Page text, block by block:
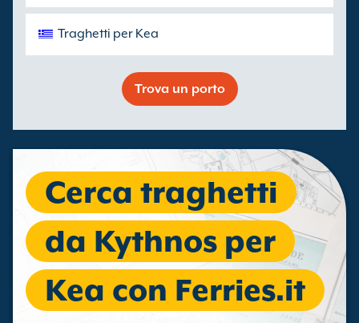
Traghetti per Kea
Trova un porto
Cerca traghetti
da Kythnos per
Kea con Ferries.it